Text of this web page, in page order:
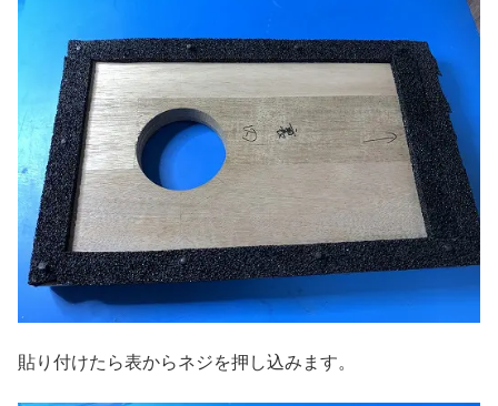
貼り付けたら表からネジを押し込みます。